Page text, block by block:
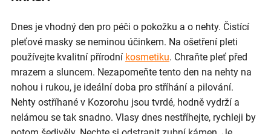
Dnes je vhodný den pro péči o pokožku a o nehty. Čistící
pleťové masky se neminou účinkem. Na ošetření pleti
používejte kvalitní přírodní kosmetiku. Chraňte pleť před
mrazem a sluncem. Nezapomeňte tento den na nehty na
nohou i rukou, je ideální doba pro stříhání a pilování.
Nehty ostříhané v Kozorohu jsou tvrdé, hodně vydrží a
nelámou se tak snadno. Vlasy dnes nestříhejte, rychleji by